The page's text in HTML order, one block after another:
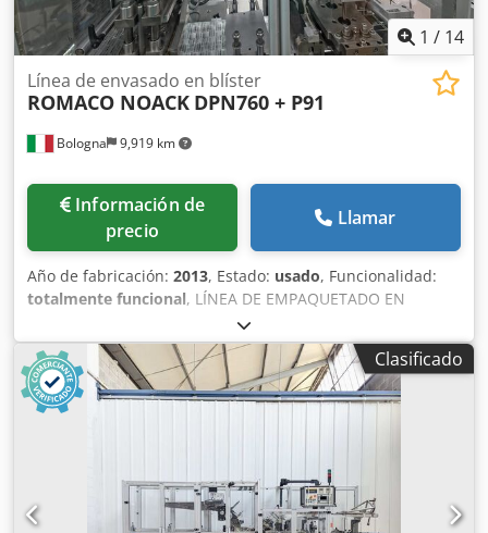
1 / 14
Bologna 9,919 km
Línea de envasado en blíster
ROMACO NOACK DPN760 + P91
Información de
precio
Llamar
Año de fabricación: 2013, Estado: usado, Funcionalidad:
totalmente funcional, LÍNEA DE EMPAQUETADO EN
BLÍSTER ROMACO NOACK 1) MÁQUINA DE EMPAQUETADO
EN BLÍSTER ROMACO NOACK, MODELO DPN760 - Ancho de
la banda: 165 mm - Fabricada en 2013 - Disponibles varios
formatos y documentación PRODUCCIÓN - Rendimiento:
hasta 60 blísteres/minuto - Materiales de formación:
de energía: 400 V/50 Hz/7 kW - Fases: 3/N/PE Crodpfx
Abezp H Spj Hof - Voltaje: 24 V - Presión de aire: 6 bares -
Presión de agua: 3 bares DIMENSIONES - Superficie
Clasificado